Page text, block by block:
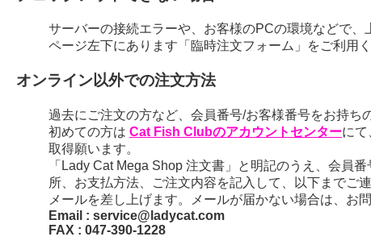
サーバーの接続エラーや、お客様のPCの環境などで、
ページ左下にあります「臨時注文フォーム」をご利用く
オンライン以外での注文方法
過去にご注文の方など、会員番号/お客様番号をお持ち
初めての方は Cat Fish Clubのアカウントセンターに
取得願います。
「Lady Cat Mega Shop 注文書」と明記のうえ、会員
所、お支払方法、ご注文内容を記入して、以下までご
メールを差し上げます。メールが届かない場合は、お
Email : service@ladycat.com
FAX : 047-390-1228